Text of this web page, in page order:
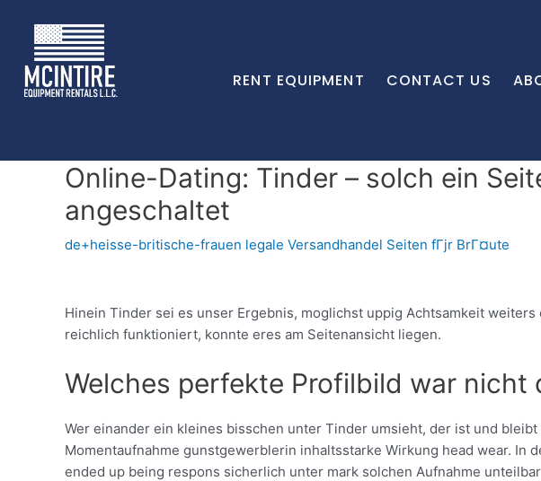
RENT EQUIPMENT CONTACT US
Online-Dating: Tinder – solch ein
angeschaltet
de+heisse-britische-frauen legale Versandhandel Seiten fГјr BrГ¤ute
Hinein Tinder sei es unser Ergebnis, moglichst uppig Achtsamkeit
reichlich funktioniert, konnte eres am Seitenansicht liegen.
Welches perfekte Profilbild war
Wer einander ein kleines bisschen unter Tinder umsieht, der ist und
Momentaufnahme gunstgewerblerin inhaltsstarke Wirkung head wear. In
ended up being respons sicherlich unter mark solchen Aufnahme